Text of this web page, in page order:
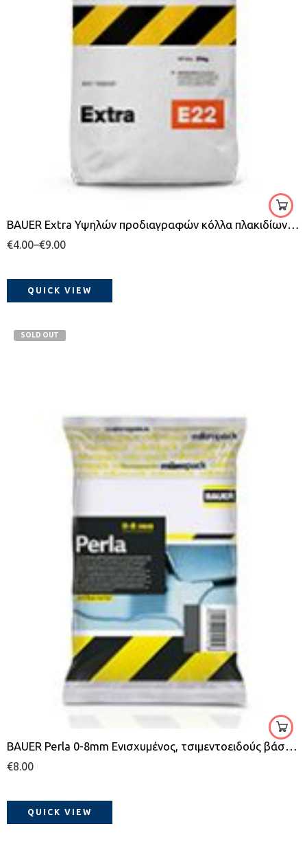
BAUER Extra Υψηλών προδιαγραφών κόλλα πλακιδίων τσιμεντοειδούς βάσης
€4.00–€9.00
QUICK VIEW
SOLD OUT
BAUER Perla 0-8mm Ενισχυμένος, τσιμεντοειδούς βάσης, υδατοαπωθητικός και υψηλών αντοχών, αρμόστοκος πλακιδίων
€8.00
QUICK VIEW